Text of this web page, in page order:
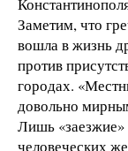
Заметим, что
вошла в жизнь
против
городах.
довольно
Лишь «заезжие»
человеческих